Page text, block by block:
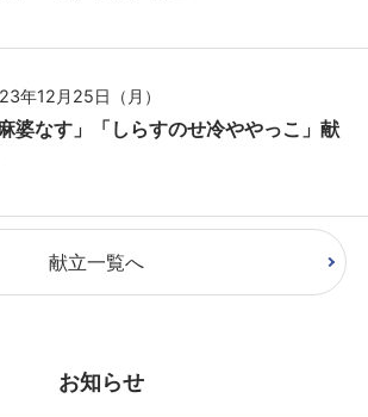
年12月25日（月）
麻婆なす」「しらすのせ冷ややっこ」献
献立一覧へ
お知らせ